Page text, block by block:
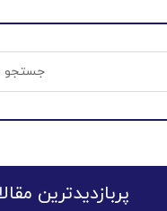
پربازدیدترین